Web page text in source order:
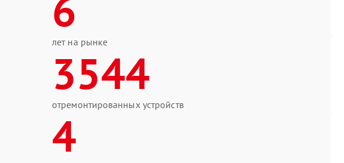
лет на рынке
3544
отремонтированных устройств
4